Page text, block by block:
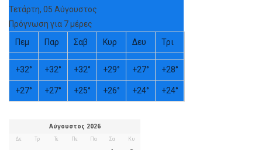
Τετάρτη, 05 Αύγουστος
Πρόγνωση για 7 μέρες
Πεμ
Παρ Σαβ Κυρ Δευ Τρι
+32° +32° +32° +29° +27° +28°
+27° +27° +25° +26° +24° +24°